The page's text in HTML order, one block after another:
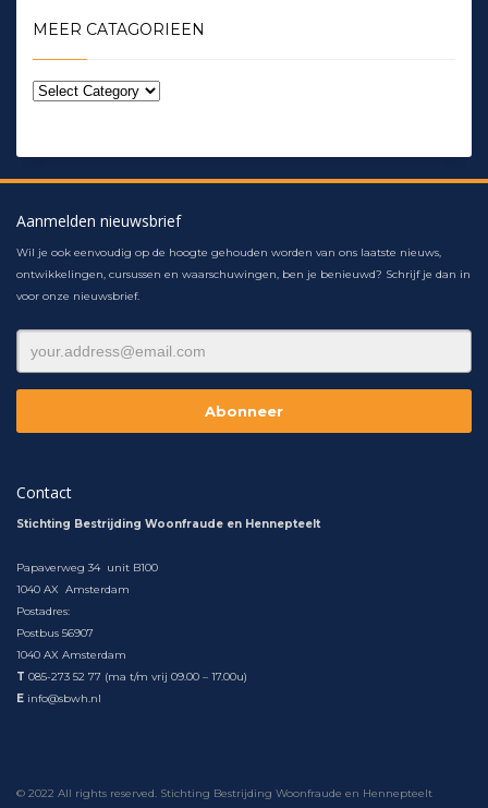
MEER CATAGORIEEN
Aanmelden nieuwsbrief
Wil je ook eenvoudig op de hoogte gehouden worden van ons laatste nieuws,
ontwikkelingen, cursussen en waarschuwingen, ben je benieuwd? Schrijf je dan in
voor onze nieuwsbrief.
Contact
Stichting Bestrijding Woonfraude en Hennepteelt
Papaverweg 34 unit B100
1040 AX Amsterdam
Postadres:
Postbus 56907
1040 AX Amsterdam
T 085-273 52 77 (ma t/m vrij 09.00 – 17.00u)
E info@sbwh.nl
© 2022 All rights reserved. Stichting Bestrijding Woonfraude en Hennepteelt